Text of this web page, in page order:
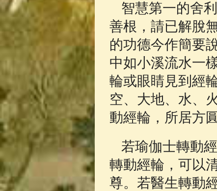
智慧第一的舍
善根，請已解脫
的功德今作簡要
中如小溪流水一
輪或眼睛見到經
空、大地、水、
動經輪，所居方
若瑜伽士轉動
轉動經輪，可以
尊。若醫生轉動